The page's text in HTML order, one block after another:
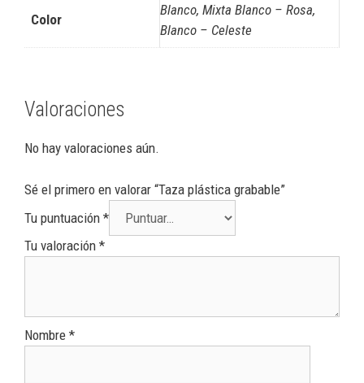
Color
Blanco, Mixta Blanco – Rosa,
Blanco – Celeste
Valoraciones
No hay valoraciones aún.
Sé el primero en valorar “Taza plástica grabable”
Tu puntuación *
Tu valoración *
Nombre *